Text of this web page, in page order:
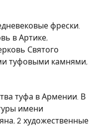
фрески.
в Артике,
Святого
туфовыми камнями,
туфа в Армении. В
имени
2 художественные